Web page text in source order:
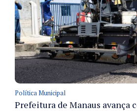
Política Municipal